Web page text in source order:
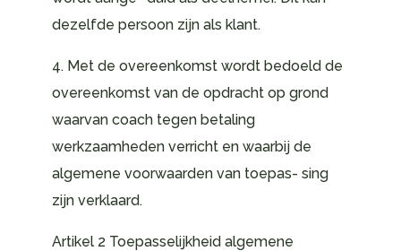
dezelfde persoon zijn als klant.
4. Met de overeenkomst wordt bedoeld de
overeenkomst van de opdracht op grond
waarvan coach tegen betaling
werkzaamheden verricht en waarbij de
algemene voorwaarden van toepas- sing
zijn verklaard.
Artikel 2 Toepasselijkheid algemene